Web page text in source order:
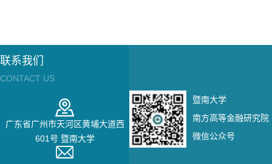
联系我们
CONTACT US
广东省广州市天河区黄埔大道西
601号 暨南大学
暨南大学
南方高等金融研究院
微信公众号